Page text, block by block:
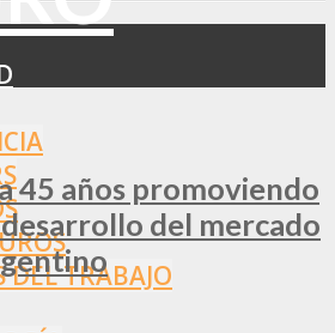
DEL TRABAJO
45 años promoviendo
del mercado